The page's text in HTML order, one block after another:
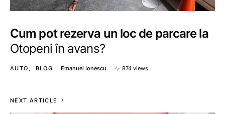
Cum pot rezerva un loc de parcare la
Otopeni în avans?
AUTO BLOG Emanuel Ionescu 874 views
NEXT ARTICLE